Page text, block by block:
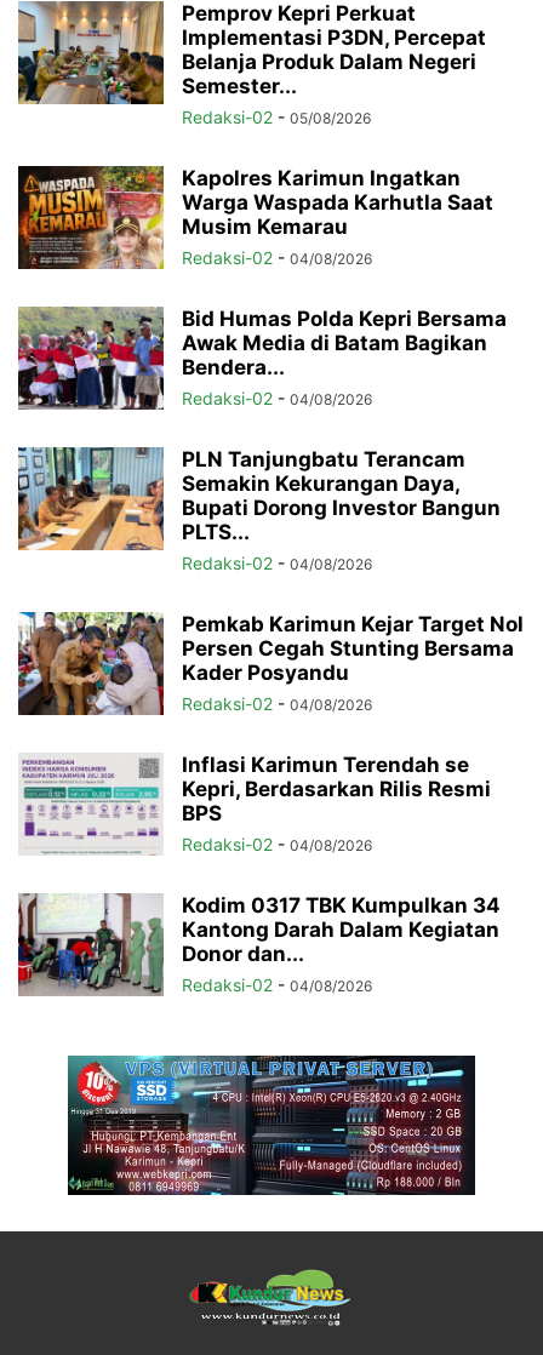
Pemprov Kepri Perkuat
Implementasi P3DN, Percepat
Belanja Produk Dalam Negeri
Semester...
Redaksi-02 - 05/08/2026
Kapolres Karimun Ingatkan
Warga Waspada Karhutla Saat
Musim Kemarau
Redaksi-02 - 04/08/2026
Bid Humas Polda Kepri Bersama
Awak Media di Batam Bagikan
Bendera...
Redaksi-02 - 04/08/2026
PLN Tanjungbatu Terancam
Semakin Kekurangan Daya,
Bupati Dorong Investor Bangun
PLTS...
Redaksi-02 - 04/08/2026
Pemkab Karimun Kejar Target Nol
Persen Cegah Stunting Bersama
Kader Posyandu
Redaksi-02 - 04/08/2026
Inflasi Karimun Terendah se
Kepri, Berdasarkan Rilis Resmi
BPS
Redaksi-02 - 04/08/2026
Kodim 0317 TBK Kumpulkan 34
Kantong Darah Dalam Kegiatan
Donor dan...
Redaksi-02 - 04/08/2026